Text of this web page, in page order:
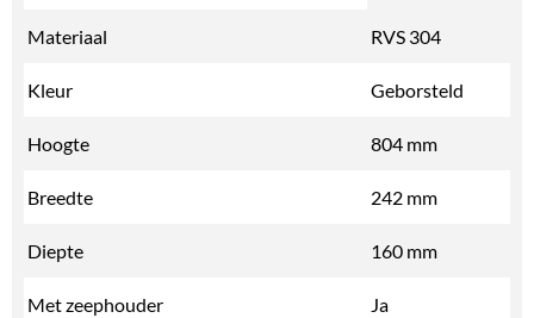
Materiaal RVS 304
Kleur Geborsteld
Hoogte 804 mm
Breedte 242 mm
Diepte 160 mm
Met zeephouder Ja